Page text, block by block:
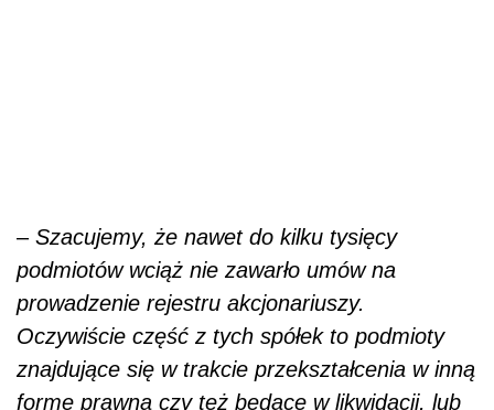
– Szacujemy, że nawet do kilku tysięcy
podmiotów wciąż nie zawarło umów na
prowadzenie rejestru akcjonariuszy.
Oczywiście część z tych spółek to podmioty
znajdujące się w trakcie przekształcenia w inną
formę prawną czy też będące w likwidacji, lub